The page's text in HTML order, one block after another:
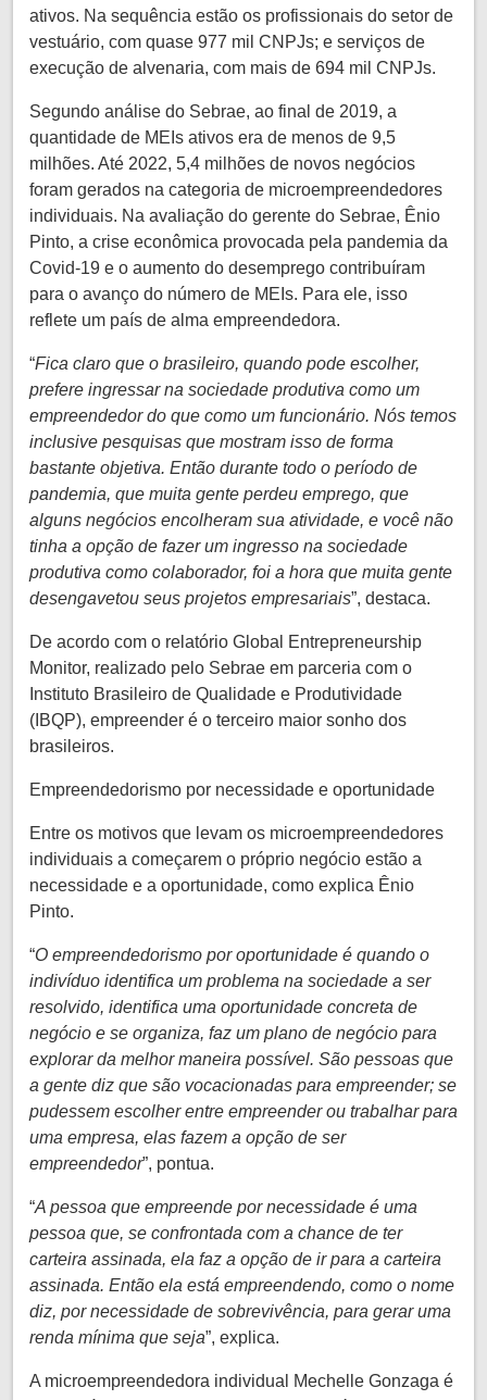
ativos. Na sequência estão os profissionais do setor de
vestuário, com quase 977 mil CNPJs; e serviços de
execução de alvenaria, com mais de 694 mil CNPJs.
Segundo análise do Sebrae, ao final de 2019, a
quantidade de MEIs ativos era de menos de 9,5
milhões. Até 2022, 5,4 milhões de novos negócios
foram gerados na categoria de microempreendedores
individuais. Na avaliação do gerente do Sebrae, Ênio
Pinto, a crise econômica provocada pela pandemia da
Covid-19 e o aumento do desemprego contribuíram
para o avanço do número de MEIs. Para ele, isso
reflete um país de alma empreendedora.
“Fica claro que o brasileiro, quando pode escolher,
prefere ingressar na sociedade produtiva como um
empreendedor do que como um funcionário. Nós temos
inclusive pesquisas que mostram isso de forma
bastante objetiva. Então durante todo o período de
pandemia, que muita gente perdeu emprego, que
alguns negócios encolheram sua atividade, e você não
tinha a opção de fazer um ingresso na sociedade
produtiva como colaborador, foi a hora que muita gente
desengavetou seus projetos empresariais”, destaca.
De acordo com o relatório Global Entrepreneurship
Monitor, realizado pelo Sebrae em parceria com o
Instituto Brasileiro de Qualidade e Produtividade
(IBQP), empreender é o terceiro maior sonho dos
brasileiros.
Empreendedorismo por necessidade e oportunidade
Entre os motivos que levam os microempreendedores
individuais a começarem o próprio negócio estão a
necessidade e a oportunidade, como explica Ênio
Pinto.
“O empreendedorismo por oportunidade é quando o
indivíduo identifica um problema na sociedade a ser
resolvido, identifica uma oportunidade concreta de
negócio e se organiza, faz um plano de negócio para
explorar da melhor maneira possível. São pessoas que
a gente diz que são vocacionadas para empreender; se
pudessem escolher entre empreender ou trabalhar para
uma empresa, elas fazem a opção de ser
empreendedor”, pontua.
“A pessoa que empreende por necessidade é uma
pessoa que, se confrontada com a chance de ter
carteira assinada, ela faz a opção de ir para a carteira
assinada. Então ela está empreendendo, como o nome
diz, por necessidade de sobrevivência, para gerar uma
renda mínima que seja”, explica.
A microempreendedora individual Mechelle Gonzaga é